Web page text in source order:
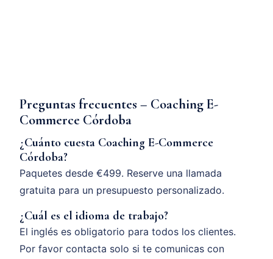
Preguntas frecuentes – Coaching E-
Commerce Córdoba
¿Cuánto cuesta Coaching E-Commerce
Córdoba?
Paquetes desde €499. Reserve una llamada
gratuita para un presupuesto personalizado.
¿Cuál es el idioma de trabajo?
El inglés es obligatorio para todos los clientes.
Por favor contacta solo si te comunicas con